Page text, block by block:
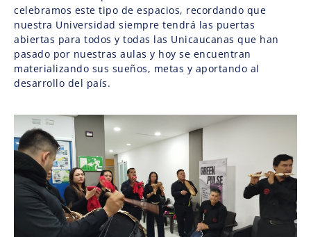
celebramos este tipo de espacios, recordando que
nuestra Universidad siempre tendrá las puertas
abiertas para todos y todas las Unicaucanas que han
pasado por nuestras aulas y hoy se encuentran
materializando sus sueños, metas y aportando al
desarrollo del país.